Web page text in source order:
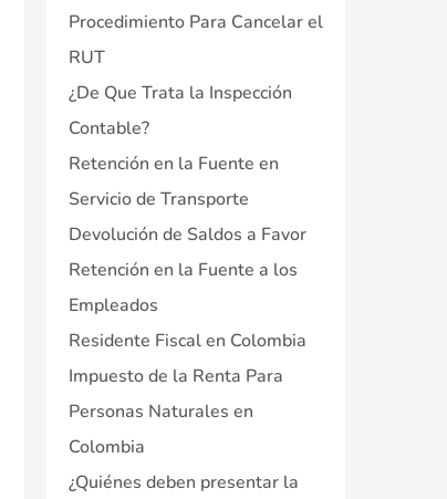
Procedimiento Para Cancelar el
RUT
¿De Que Trata la Inspección
Contable?
Retención en la Fuente en
Servicio de Transporte
Devolución de Saldos a Favor
Retención en la Fuente a los
Empleados
Residente Fiscal en Colombia
Impuesto de la Renta Para
Personas Naturales en
Colombia
¿Quiénes deben presentar la